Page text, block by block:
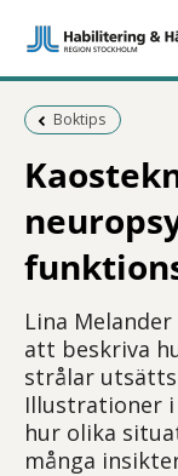
Föregående sida:
Boktips
Lina
att beskriva
strålar
Illustrationer i
hur olika
många